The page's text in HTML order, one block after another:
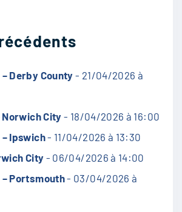
Derby County - 21/04/2026 à
City- 18/04/2026 à 16:00
Ipswich- 11/04/2026 à 13:30
City - 06/04/2026 à 14:00
Portsmouth- 03/04/2026 à